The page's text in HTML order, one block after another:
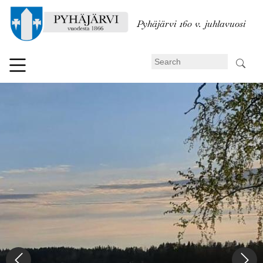
toPyhäjärvi 160 v. juhlavuosi
Search